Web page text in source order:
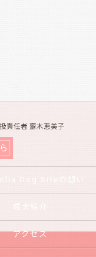
責任者 齋木恵美子
Dog Siteの想い
成犬紹介
アクセス